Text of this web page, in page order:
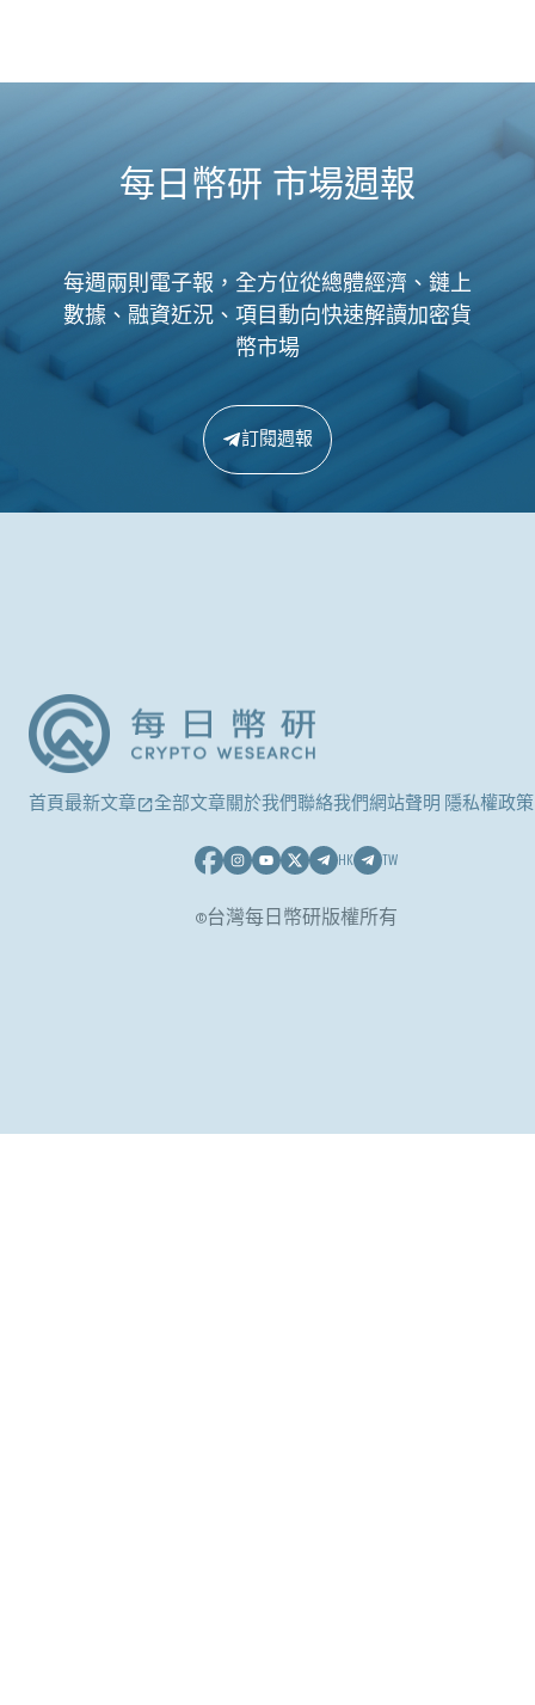
每日幣研 市場週報
每週兩則電子報，全方位從總體經濟、鏈上
數據、融資近況、項目動向快速解讀加密貨
幣市場
訂閱週報
首頁最新文章 全部文章關於我們聯絡我們網站聲明 隱私權政策
HK TW
©台灣每日幣研版權所有